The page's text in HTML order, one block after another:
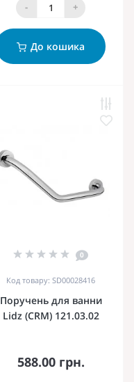
- +
До кошика
0
Код товару: SD00028416
Поручень для ванни
Lidz (CRM) 121.03.02
588.00 грн.